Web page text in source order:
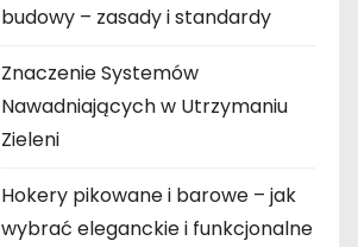
budowy – zasady i standardy
Znaczenie Systemów
Nawadniających w Utrzymaniu
Zieleni
Hokery pikowane i barowe – jak
wybrać eleganckie i funkcjonalne